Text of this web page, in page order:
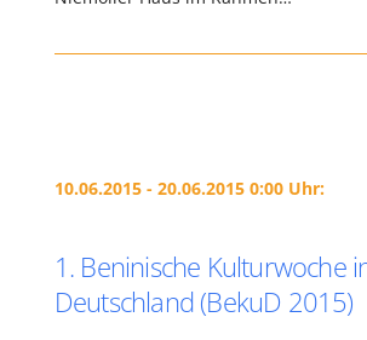
10.06.2015 - 20.06.2015 0:00 Uhr:
1. Beninische Kulturwoche
Deutschland (BekuD 2015)